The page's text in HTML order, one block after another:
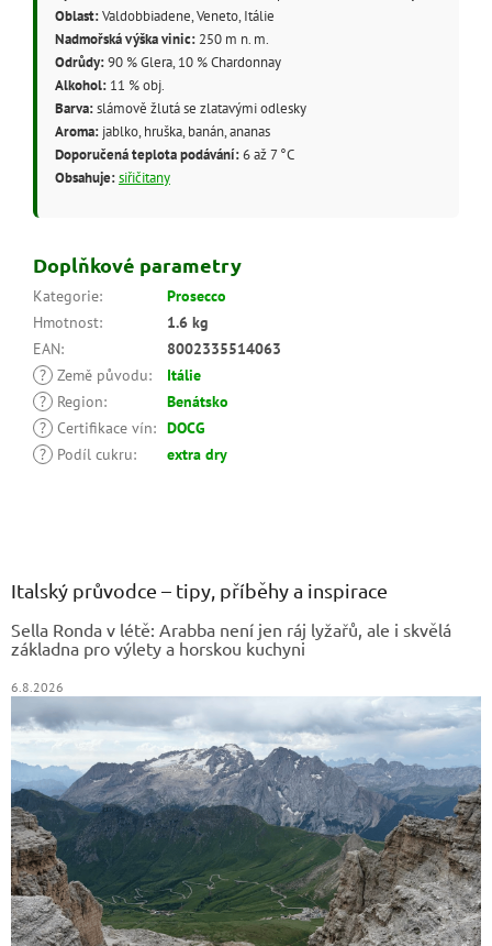
Oblast:Valdobbiadene, Veneto, Itálie
Nadmořská výška vinic:250 m n. m.
Odrůdy:90 % Glera, 10 % Chardonnay
Alkohol:11 % obj.
Barva:slámově žlutá se zlatavými odlesky
Aroma:jablko, hruška, banán, ananas
Doporučená teplota podávání:6 až 7 °C
Obsahuje:siřičitany
Doplňkové parametry
Kategorie:
Prosecco
Hmotnost:
1.6 kg
EAN:
8002335514063
? Země původu:
Itálie
?
Region:
Benátsko
? Certifikace vín: DOCG
?
Podíl cukru: extra dry
Italský průvodce – tipy, příběhy a inspirace
Sella Ronda v létě: Arabba není jen ráj lyžařů, ale i skvělá
základna pro výlety a horskou kuchyni
6.8.2026